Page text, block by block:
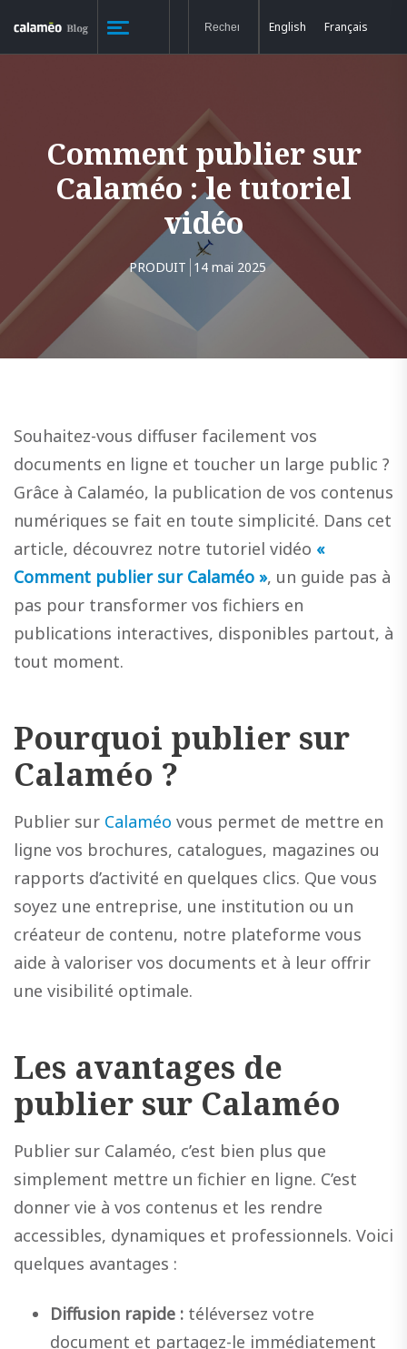
English Français
Comment publier sur
Calaméo : le tutoriel
vidéo
PRODUIT 14 mai 2025
Souhaitez-vous diffuser facilement vos
documents en ligne et toucher un large public ?
Grâce à Calaméo, la publication de vos contenus
numériques se fait en toute simplicité. Dans cet
article, découvrez notre tutoriel vidéo «
Comment publier sur Calaméo », un guide pas à
pas pour transformer vos fichiers en
publications interactives, disponibles partout, à
tout moment.
Pourquoi publier sur
Calaméo ?
Publier sur Calaméo vous permet de mettre en
ligne vos brochures, catalogues, magazines ou
rapports d’activité en quelques clics. Que vous
soyez une entreprise, une institution ou un
créateur de contenu, notre plateforme vous
aide à valoriser vos documents et à leur offrir
une visibilité optimale.
Les avantages de
publier sur Calaméo
Publier sur Calaméo, c’est bien plus que
simplement mettre un fichier en ligne. C’est
donner vie à vos contenus et les rendre
accessibles, dynamiques et professionnels. Voici
quelques avantages :
Diffusion rapide : téléversez votre
document et partagez-le immédiatement